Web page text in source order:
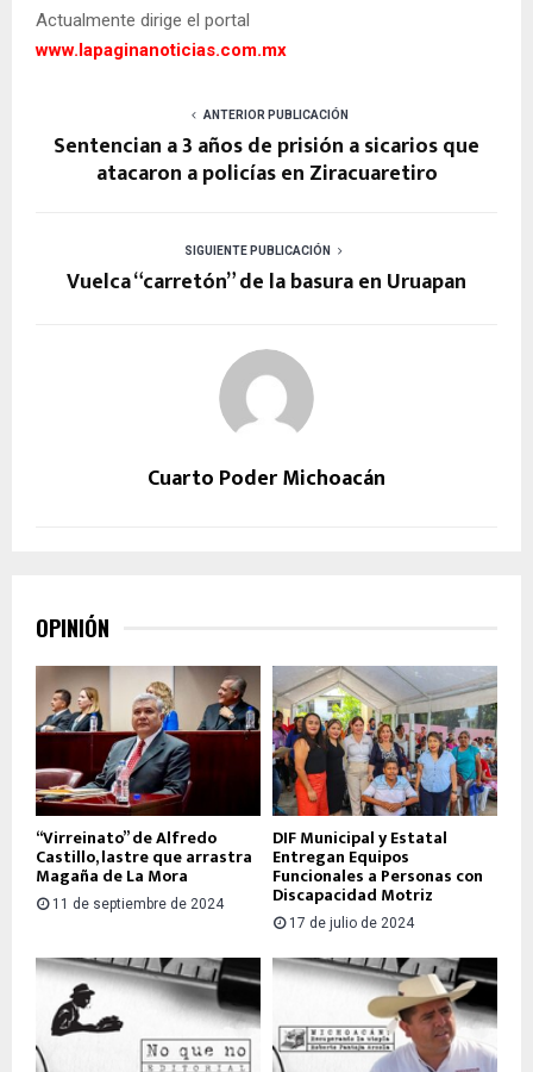
Actualmente dirige el portal
www.lapaginanoticias.com.mx
ANTERIOR PUBLICACIÓN
Sentencian a 3 años de prisión a sicarios que
atacaron a policías en Ziracuaretiro
SIGUIENTE PUBLICACIÓN
Vuelca “carretón” de la basura en Uruapan
Cuarto Poder Michoacán
OPINIÓN
“Virreinato” de Alfredo
Castillo, lastre que arrastra
Magaña de La Mora
11 de septiembre de 2024
DIF Municipal y Estatal
Entregan Equipos
Funcionales a Personas con
Discapacidad Motriz
17 de julio de 2024